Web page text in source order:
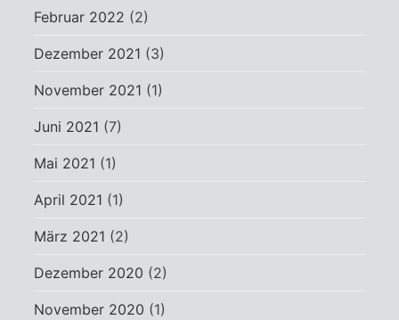
Februar 2022 (2)
Dezember 2021 (3)
November 2021 (1)
Juni 2021 (7)
Mai 2021 (1)
April 2021 (1)
März 2021 (2)
Dezember 2020 (2)
November 2020 (1)